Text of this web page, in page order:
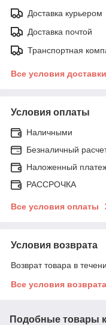
Доставка курьером
Доставка почтой
Транспортная
Все условия доставки
Условия оплаты
Наличными
Безналичный
Наложенный
РАССРОЧКА
Все условия оплаты
Условия возврата
Возврат товара в
Все условия возврата
Подобные товары